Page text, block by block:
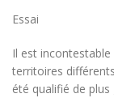
Essai
Il est incontestable
territoires
été qualifié de